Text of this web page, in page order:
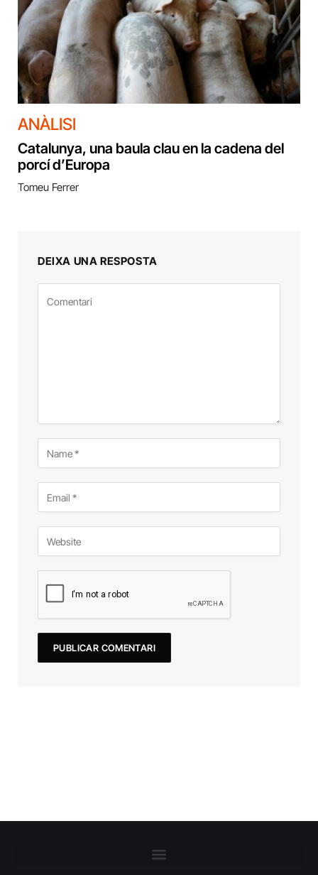
ANÀLISI
Catalunya, una baula clau en la cadena del
porcí d’Europa
Tomeu Ferrer
DEIXA UNA RESPOSTA